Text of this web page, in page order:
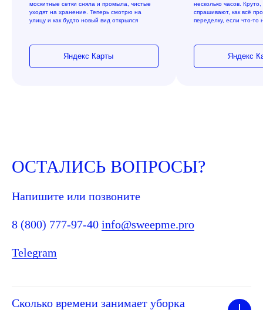
москитные сетки сняла и промыла, чистые
уходят на хранение. Теперь смотрю на
улицу и как будто новый вид открылся
Яндекс Карты
несколько часов.
спрашивают, как всё
переделку, если что-то
Яндекс
ОСТАЛИСЬ ВОПРОСЫ?
Напишите или позвоните
8 (800) 777-97-40 info@sweepme.pro
Telegram
Сколько времени занимает уборка